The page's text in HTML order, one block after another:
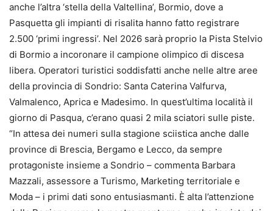
anche l’altra ‘stella della Valtellina’, Bormio, dove a
Pasquetta gli impianti di risalita hanno fatto registrare
2.500 ‘primi ingressi’. Nel 2026 sarà proprio la Pista Stelvio
di Bormio a incoronare il campione olimpico di discesa
libera. Operatori turistici soddisfatti anche nelle altre aree
della provincia di Sondrio: Santa Caterina Valfurva,
Valmalenco, Aprica e Madesimo. In quest’ultima località il
giorno di Pasqua, c’erano quasi 2 mila sciatori sulle piste.
“In attesa dei numeri sulla stagione sciistica anche dalle
province di Brescia, Bergamo e Lecco, da sempre
protagoniste insieme a Sondrio – commenta Barbara
Mazzali, assessore a Turismo, Marketing territoriale e
Moda – i primi dati sono entusiasmanti. È alta l’attenzione